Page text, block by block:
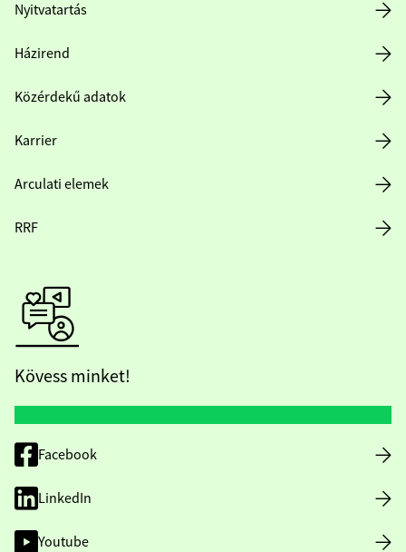
Nyitvatartás
Házirend
Közérdekű adatok
Karrier
Arculati elemek
RRF
Kövess minket!
Facebook
LinkedIn
Youtube